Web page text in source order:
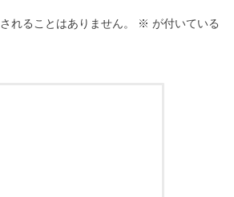
れることはありません。 ※ が付いている